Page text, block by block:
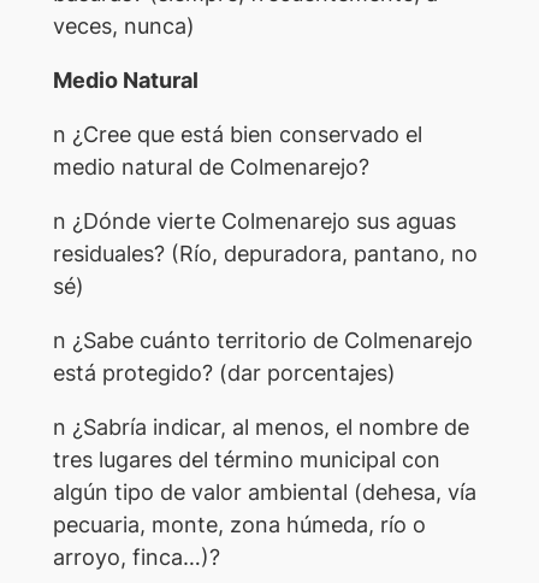
veces, nunca)
Medio Natural
n ¿Cree que está bien conservado el
medio natural de Colmenarejo?
n ¿Dónde vierte Colmenarejo sus aguas
residuales? (Río, depuradora, pantano, no
sé)
n ¿Sabe cuánto territorio de Colmenarejo
está protegido? (dar porcentajes)
n ¿Sabría indicar, al menos, el nombre de
tres lugares del término municipal con
algún tipo de valor ambiental (dehesa, vía
pecuaria, monte, zona húmeda, río o
arroyo, finca…)?